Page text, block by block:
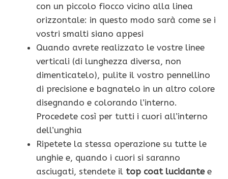
con un piccolo fiocco vicino alla linea
orizzontale: in questo modo sarà come se i
vostri smalti siano appesi
Quando avrete realizzato le vostre linee
verticali (di lunghezza diversa, non
dimenticatelo), pulite il vostro pennellino
di precisione e bagnatelo in un altro colore
disegnando e colorando l’interno.
Procedete così per tutti i cuori all’interno
dell’unghia
Ripetete la stessa operazione su tutte le
unghie e, quando i cuori si saranno
asciugati, stendete il top coat lucidantee